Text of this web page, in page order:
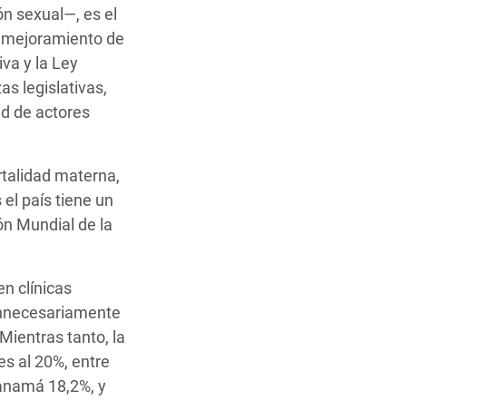
sexual—, es el
de
y la Ley
legislativas,
de actores
materna,
país tiene un
Mundial de la
clínicas
tanto, la
al 20%, entre
18,2%, y